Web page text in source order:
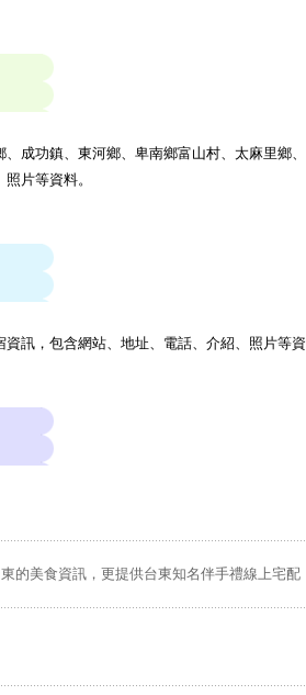
、成功鎮、東河鄉、卑南鄉富山村、太麻里鄉
片等資料。
資訊，包含網站、地址、電話、介紹、照片等
的美食資訊，更提供台東知名伴手禮線上宅